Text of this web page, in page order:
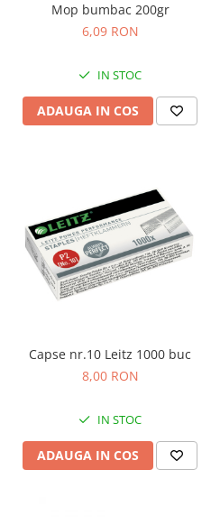
Mop bumbac 200gr
6,09 RON
IN STOC
ADAUGA IN COS
Capse nr.10 Leitz 1000 buc
8,00 RON
IN STOC
ADAUGA IN COS